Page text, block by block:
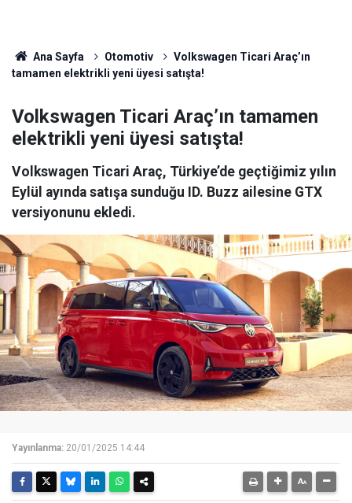
Ana Sayfa Otomotiv
Volkswagen Ticari Araç’ın
tamamen elektrikli yeni üyesi satışta!
Volkswagen Ticari Araç’ın tamamen
elektrikli yeni üyesi satışta!
Volkswagen Ticari Araç, Türkiye’de geçtiğimiz yılın
Eylül ayında satışa sunduğu ID. Buzz ailesine GTX
versiyonunu ekledi.
Yayınlanma: 20/01/2025 14:44